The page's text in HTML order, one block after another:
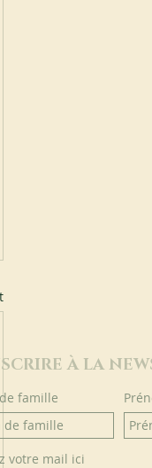
À LA
famille
votre mail ici